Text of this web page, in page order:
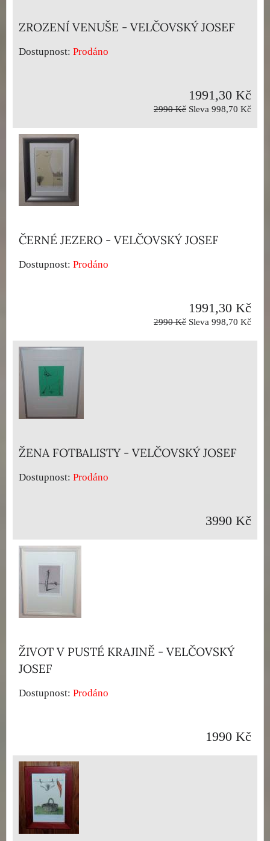
ZROZENÍ VENUŠE - VELČOVSKÝ JOSEF
Dostupnost: Prodáno
1991,30 Kč
2990 Kč Sleva 998,70 Kč
ČERNÉ JEZERO - VELČOVSKÝ JOSEF
Dostupnost: Prodáno
1991,30 Kč
2990 Kč Sleva 998,70 Kč
ŽENA FOTBALISTY - VELČOVSKÝ JOSEF
Dostupnost: Prodáno
3990 Kč
ŽIVOT V PUSTÉ KRAJINĚ - VELČOVSKÝ
JOSEF
Dostupnost: Prodáno
1990 Kč